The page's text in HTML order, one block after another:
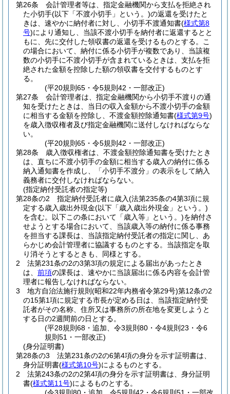
第26条
会計管理者等は、指定金融機関から支払を拒絶され
た小切手(以下「不渡小切手」という。)の返還を受けたと
きは、速やかに納付者に対し、小切手不渡通知書(様式第8
号)により通知し、当該不渡小切手を納付者に返還するとと
もに、先に交付した領収書の返還を受けるものとする。
こ
の場合において、納付に係る小切手が複数であり、当該複
数の小切手に不渡小切手が含まれているときは、支払を拒
絶された金額を控除した額の領収書を交付するものとす
る。
(平20規則65・令5規則42・一部改正)
第27条
会計管理者は、指定金融機関から小切手不渡りの通
知を受けたときは、当日の収入金額から不渡小切手の金額
に相当する金額を控除し、不渡金額控除通知書(様式第9号)
を歳入徴収権者及び指定金融機関に送付しなければならな
い。
(平20規則65・令5規則42・一部改正)
第28条
歳入徴収権者は、不渡金額控除通知書を受けたとき
は、直ちに不渡小切手の金額に相当する歳入の納付に係る
納入通知書を作成し、「小切手不渡分」の表示をして納入
義務者に交付しなければならない。
(指定納付受託者の指定等)
第28条の2
指定納付受託者に歳入(法第235条の4第3項に規
定する歳入歳出外現金(以下「歳入歳出外現金」という。)
を含む。以下この条において「歳入等」という。)を納付さ
せようとする場合において、当該歳入等の納付に係る事務
を担当する課長は、当該指定納付受託者の指定に関し、あ
らかじめ会計管理者に協議するものとする。 当該指定を取
り消そうとするときも、同様とする。
2
法第231条の2の3第3項の規定による届出があったとき
は、 前項の課長は、速やかに当該届出に係る内容を会計管
理者に報告しなければならない。
3
地方自治法施行規則 (昭和22年内務省令第29号)第12条の2
の15第1項に規定する市長が定める日は、当該指定納付受
託者がその名称、住所又は事務所の所在地を変更しようと
する日の2週間前の日とする。
(平28規則68・追加、令3規則80・令4規則23・令6
規則51・一部改正)
(身分証明書)
第28条の3
法第231条の2の6第4項の身分を示す証明書は、
身分証明書(様式第10号)によるものとする。
2
法第243条の2の2第4項の身分を示す証明書は、身分証明
書(様式第11号)によるものとする。